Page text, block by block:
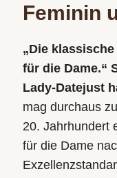
Feminin
„Die
für die Dame.“
Lady‑Datejust
mag durchaus
20. Jahrhundert
für die Dame